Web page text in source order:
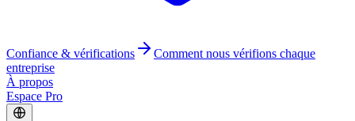
Confiance & vérifications
Comment nous vérifions chaque
entreprise
À propos
Espace Pro